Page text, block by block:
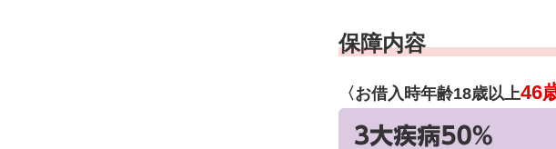
保障内容
〈お借入時年齢18歳以上46